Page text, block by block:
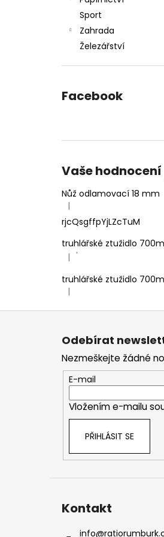
Sport
Zahrada
Železářství
Facebook
Vaše
Nůž odlamovací 18 mm
Hodnocení produktu je 4
|
rjcQsgffpYjLZcTuM
truhlářské ztužidlo
Hodnocení produktu je 5
| '
truhlářské ztužidlo
Hodnocení produktu je 5
|
Z
Odebírat
Nezmeškejte žádné
E-mail
Vložením e-mailu
PŘIHLÁSIT SE
Kontakt
info@